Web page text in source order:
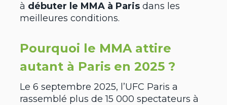
à débuter le MMA à Paris dans les
meilleures conditions.
Pourquoi le MMA attire
autant à Paris en 2025 ?
Le 6 septembre 2025, l’UFC Paris a
rassemblé plus de 15 000 spectateurs à